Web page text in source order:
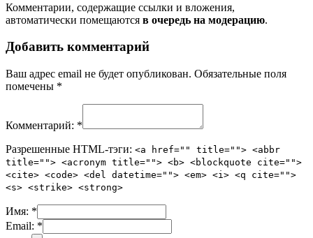
Комментарии, содержащие ссылки и вложения,
автоматически помещаются в очередь на модерацию.
Добавить комментарий
Ваш адрес email не будет опубликован. Обязательные поля
помечены *
Комментарий: *
Разрешенные HTML-тэги: <a href="" title=""> <abbr
title=""> <acronym title=""> <b> <blockquote cite="">
<cite> <code> <del datetime=""> <em> <i> <q cite="">
<s> <strike> <strong>
Имя: *
Email: *